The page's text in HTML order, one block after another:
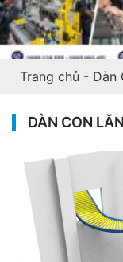
Trang chủ - Dàn
DÀN CON